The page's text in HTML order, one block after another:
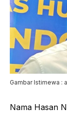
Gambar Istimewa :
Nama Hasan